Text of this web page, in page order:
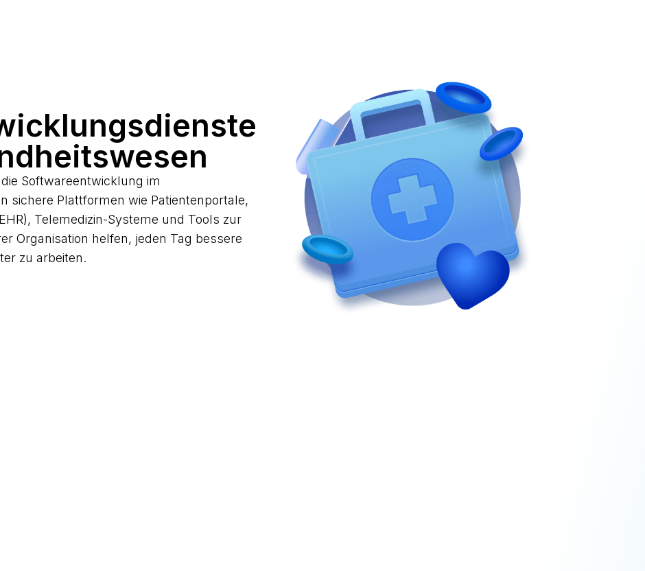
Softwareentwicklung im
sichere Plattformen wie Patientenportale,
Telemedizin-Systeme und Tools zur
Organisation helfen, jeden Tag bessere
zu arbeiten.